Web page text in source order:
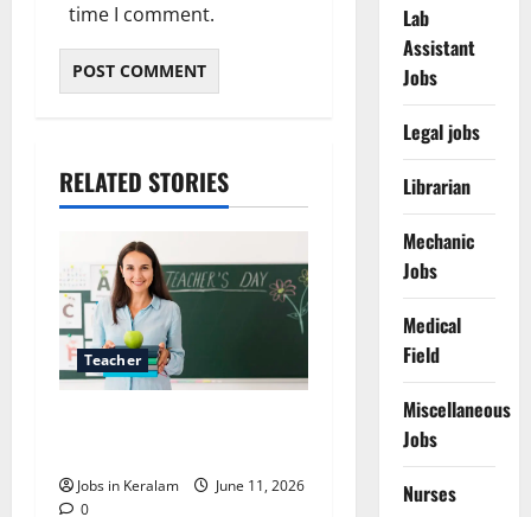
time I comment.
RELATED STORIES
Teacher
Jobs in Keralam
June 11, 2026
0
Lab
Assistant
Jobs
Legal jobs
Librarian
Mechanic
Jobs
Medical
Field
Miscellaneous
Jobs
Nurses